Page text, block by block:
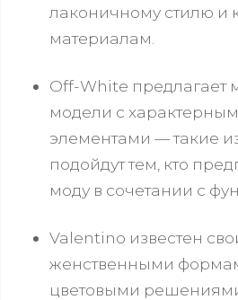
лаконичному стилю и
материалам.
Off-White предлагает
модели с
элементами — такие
подойдут тем, кто
моду в сочетании с
Valentino известен
женственными
цветовыми